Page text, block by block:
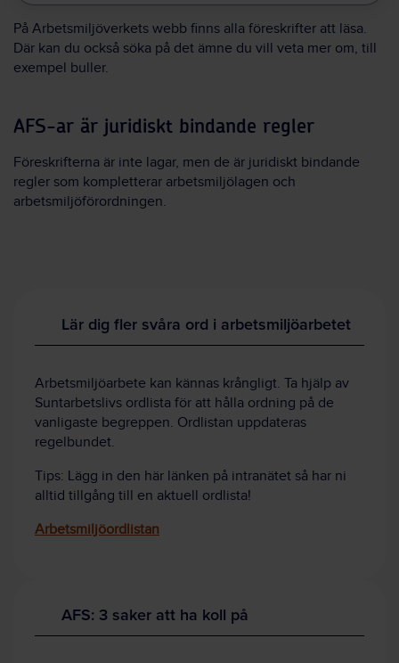
På Arbetsmiljöverkets webb finns alla föreskrifter att läsa.
Där kan du också söka på det ämne du vill veta mer om, till
exempel buller.
AFS-ar är juridiskt bindande regler
Föreskrifterna är inte lagar, men de är juridiskt bindande
regler som kompletterar arbetsmiljölagen och
arbetsmiljöförordningen.
Lär dig fler svåra ord i arbetsmiljöarbetet
Arbetsmiljöarbete kan kännas krångligt. Ta hjälp av
Suntarbetslivs ordlista för att hålla ordning på de
vanligaste begreppen. Ordlistan uppdateras
regelbundet.
Tips: Lägg in den här länken på intranätet så har ni
alltid tillgång till en aktuell ordlista!
Arbetsmiljöordlistan
AFS: 3 saker att ha koll på